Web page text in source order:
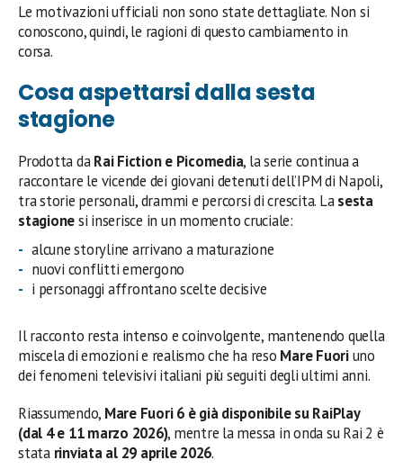
Le motivazioni ufficiali non sono state dettagliate. Non si
conoscono, quindi, le ragioni di questo cambiamento in
corsa.
Cosa aspettarsi dalla sesta
stagione
Prodotta daRai Fiction e Picomedia, la serie continua a
raccontare le vicende dei giovani detenuti dell’IPM di Napoli,
tra storie personali, drammi e percorsi di crescita. Lasesta
stagionesi inserisce in un momento cruciale:
alcune storyline arrivano a maturazione
nuovi conflitti emergono
i personaggi affrontano scelte decisive
Il racconto resta intenso e coinvolgente, mantenendo quella
miscela di emozioni e realismo che ha reso Mare Fuoriuno
dei fenomeni televisivi italiani più seguiti degli ultimi anni.
Riassumendo, Mare Fuori 6 è già disponibile su RaiPlay
(dal 4 e 11 marzo 2026), mentre la messa in onda su Rai 2 è
stata rinviata al 29 aprile 2026.